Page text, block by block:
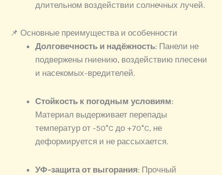
длительном воздействии солнечных лучей.
📌 Основные преимущества и особенности
Долговечность и надёжность: Панели не
подвержены гниению, воздействию плесени
и насекомых-вредителей.
Стойкость к погодным условиям:
Материал выдерживает перепады
температур от -50°C до +70°C, не
деформируется и не рассыхается.
УФ-защита от выгорания: Прочный